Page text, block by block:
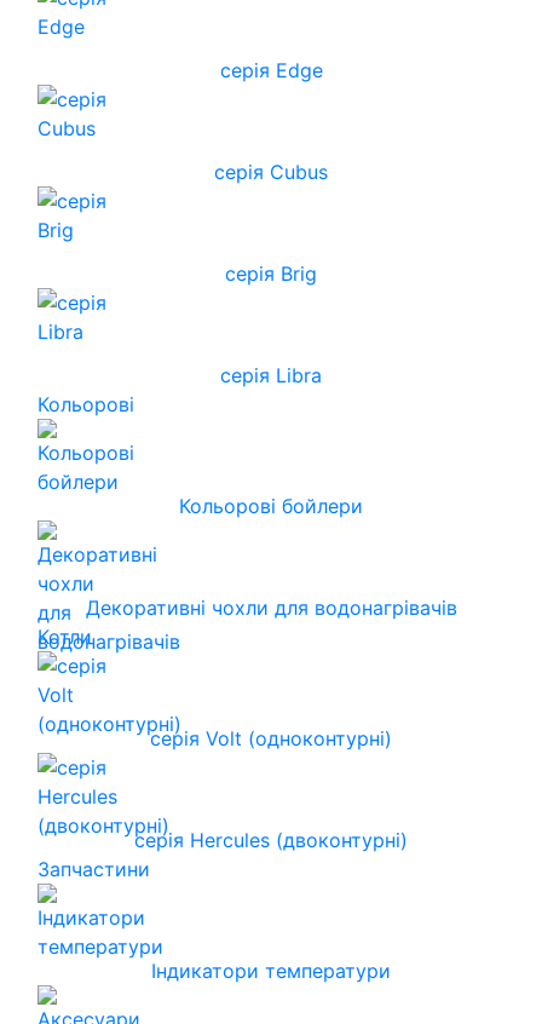
серія Edge
серія Cubus
серія Brig
серія Libra
Кольорові
Кольорові бойлери
Декоративні чохли для водонагрівачів
Котли
серія Volt (одноконтурні)
серія Hercules (двоконтурні)
Запчастини
Індикатори температури